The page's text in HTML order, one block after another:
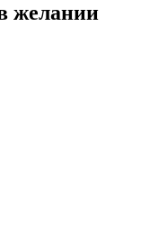
желании